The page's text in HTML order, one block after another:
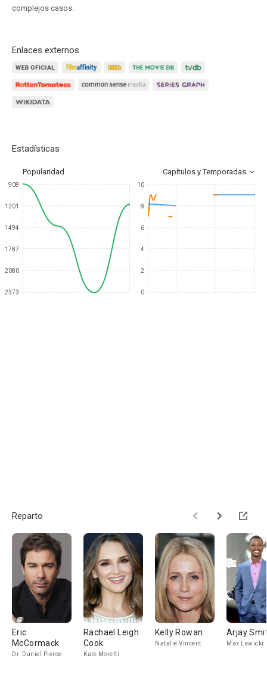
complejos casos.
Enlaces externos
Estadísticas
Popularidad Capítulos y Temporadas
908
1201
1494
1787
2080
2373
10
8
6
4
2
0
Reparto
Eric
McCormack
Dr. Daniel Pierce
Rachael Leigh
Cook
Kate Moretti
Kelly Rowan
Natalie Vincent
Arjay
Max Lewicki